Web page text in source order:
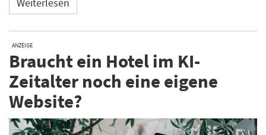
ANZEIGE
Braucht ein Hotel im KI-
Zeitalter noch eine eigene
Website?